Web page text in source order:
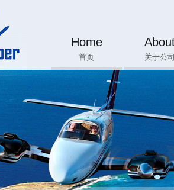
Home
首页 关于公